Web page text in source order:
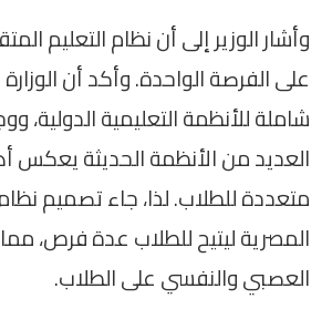
وأشار الوزير إلى أن نظام التعليم
على الفرصة الواحدة. وأكد أن
شاملة للأنظمة التعليمية
العديد من الأنظمة الحديثة يعكس
متعددة للطلاب. لذا، جاء تصميم نظام
المصرية ليتيح للطلاب عدة فرص،
العصبي والنفسي على الطلاب.